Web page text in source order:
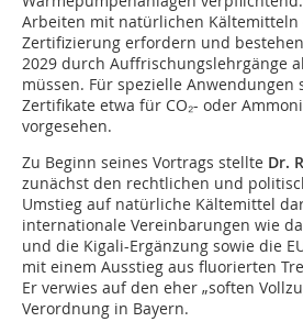
Arbeiten mit natürlichen Kältemitteln
Zertifizierung erfordern und
2029 durch Auffrischungslehrgänge
müssen. Für spezielle Anwendungen
Zertifikate etwa für CO₂- oder
vorgesehen.
Zu Beginn seines Vortrags stellte Dr.
zunächst den rechtlichen und
Umstieg auf natürliche Kältemittel
internationale Vereinbarungen wie
und die Kigali-Ergänzung sowie die
mit einem Ausstieg aus fluorierten
Er verwies auf den eher „soften
Verordnung in Bayern.